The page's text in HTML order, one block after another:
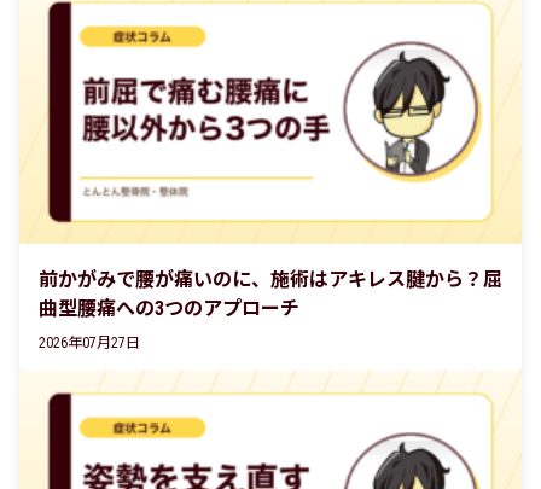
前かがみで腰が痛いのに、施術はアキレス腱から？屈
曲型腰痛への3つのアプローチ
2026年07月27日